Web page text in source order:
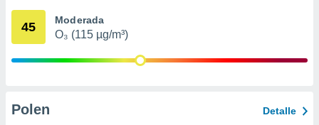
e
publicidad
45 Moderada
O₃ (115 µg/m³)
Polen Detalle